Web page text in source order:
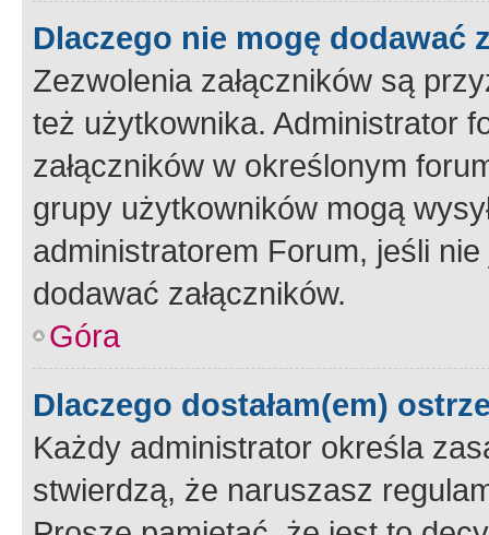
Dlaczego nie mogę dodawać
Zezwolenia załączników są
też użytkownika. Administrator
załączników w określonym
grupy użytkowników mogą
administratorem Forum, jeśli
dodawać załączników.
Góra
Dlaczego dostałam(em)
Każdy administrator określa
stwierdzą, że naruszasz